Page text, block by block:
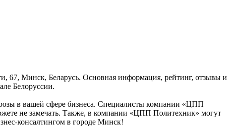
67, Минск, Беларусь. Основная информация, рейтинг, отзывы и
Белоруссии.
в вашей сфере бизнеса. Специалисты компании «ЦПП
не замечать. Также, в компании «ЦПП Политехник» могут
консалтингом в городе Минск!